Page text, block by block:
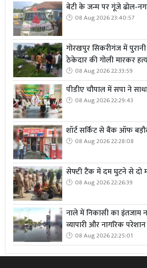
बेटी के जन्म पर गूंजे ढोल-
08 Aug 2026 23:40:57
गोरखपुर सिकरीगंज में
ठेकेदार की गोली मारकर
08 Aug 2026 22:33:59
पीडीए चौपाल में सपा ने
08 Aug 2026 22:29:43
शॉर्ट सर्किट से बैंक ऑफ
08 Aug 2026 22:28:08
सेफ्टी टैंक में दम घुटने से दो
08 Aug 2026 22:26:39
नाले में निकासी का इंतजाम
व्यापारी और नागरिक परेशान
08 Aug 2026 22:25:01